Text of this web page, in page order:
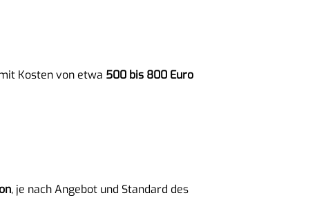
Kosten von etwa 500 bis 800 Euro
, je nach Angebot und Standard des